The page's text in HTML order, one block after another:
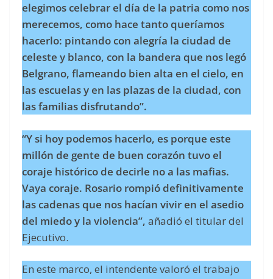
elegimos celebrar el día de la patria como nos
merecemos, como hace tanto queríamos
hacerlo: pintando con alegría la ciudad de
celeste y blanco, con la bandera que nos legó
Belgrano, flameando bien alta en el cielo, en
las escuelas y en las plazas de la ciudad, con
las familias disfrutando”.
“Y si hoy podemos hacerlo, es porque este
millón de gente de buen corazón tuvo el
coraje histórico de decirle no a las mafias.
Vaya coraje. Rosario rompió definitivamente
las cadenas que nos hacían vivir en el asedio
del miedo y la violencia”, añadió el titular del
Ejecutivo.
En este marco, el intendente valoró el trabajo